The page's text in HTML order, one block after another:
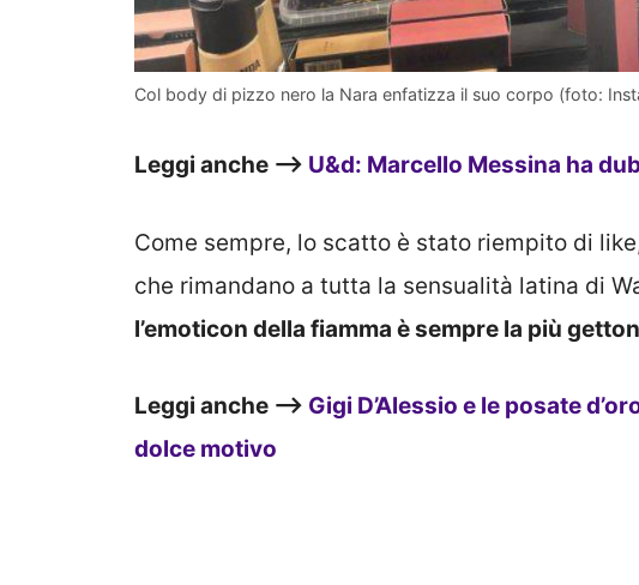
Col body di pizzo nero la Nara enfatizza il suo corpo (foto:
Leggi anche –> U&d: Marcello Messina ha
Come sempre, lo scatto è stato riempito di
che rimandano a tutta la sensualità latina di
l’emoticon della fiamma è sempre la più
Leggi anche –> Gigi D’Alessio e le posate
dolce motivo